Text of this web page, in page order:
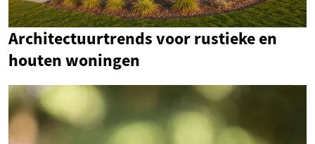
Architectuurtrends voor rustieke en
houten woningen